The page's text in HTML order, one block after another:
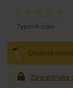
Typové číslo
Zaregistrujte